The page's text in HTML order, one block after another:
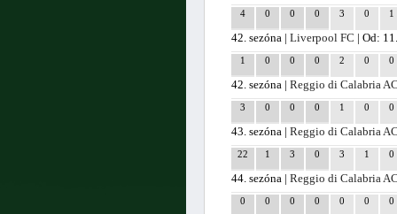
4 0 0 0 3 0 1
42. sezóna |Liverpool FC | Od:
1 0 0 0 2 0 0
42. sezóna |Reggio di Calabria
3 0 0 0 1 0 0
43. sezóna |Reggio di Calabria
22 1 3 0 3 1 0
44. sezóna |Reggio di Calabria
0 0 0 0 0 0 0